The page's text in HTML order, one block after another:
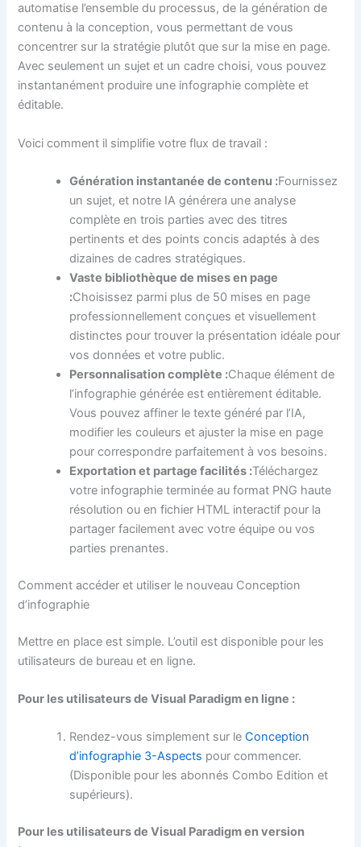
automatise l’ensemble du processus, de la génération de
contenu à la conception, vous permettant de vous
concentrer sur la stratégie plutôt que sur la mise en page.
Avec seulement un sujet et un cadre choisi, vous pouvez
instantanément produire une infographie complète et
éditable.
Voici comment il simplifie votre flux de travail :
Génération instantanée de contenu :Fournissez
un sujet, et notre IA générera une analyse
complète en trois parties avec des titres
pertinents et des points concis adaptés à des
dizaines de cadres stratégiques.
Vaste bibliothèque de mises en page
:Choisissez parmi plus de 50 mises en page
professionnellement conçues et visuellement
distinctes pour trouver la présentation idéale pour
vos données et votre public.
Personnalisation complète :Chaque élément de
l’infographie générée est entièrement éditable.
Vous pouvez affiner le texte généré par l’IA,
modifier les couleurs et ajuster la mise en page
pour correspondre parfaitement à vos besoins.
Exportation et partage facilités :Téléchargez
votre infographie terminée au format PNG haute
résolution ou en fichier HTML interactif pour la
partager facilement avec votre équipe ou vos
parties prenantes.
Comment accéder et utiliser le nouveau Conception
d’infographie
Mettre en place est simple. L’outil est disponible pour les
utilisateurs de bureau et en ligne.
Pour les utilisateurs de Visual Paradigm en ligne :
Rendez-vous simplement sur leConception
d’infographie 3-Aspects pour commencer.
(Disponible pour les abonnés Combo Edition et
supérieurs).
Pour les utilisateurs de Visual Paradigm en version